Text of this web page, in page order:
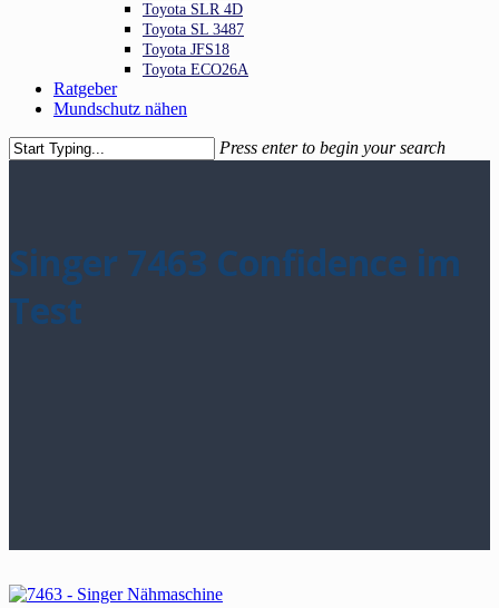
Toyota SLR 4D
Toyota SL 3487
Toyota JFS18
Toyota ECO26A
Ratgeber
Mundschutz nähen
Press enter to begin your search
Singer 7463 Confidence im
Test